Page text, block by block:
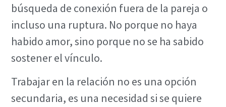
búsqueda de conexión fuera de la pareja o
incluso una ruptura. No porque no haya
habido amor, sino porque no se ha sabido
sostener el vínculo.
Trabajar en la relación no es una opción
secundaria, es una necesidad si se quiere